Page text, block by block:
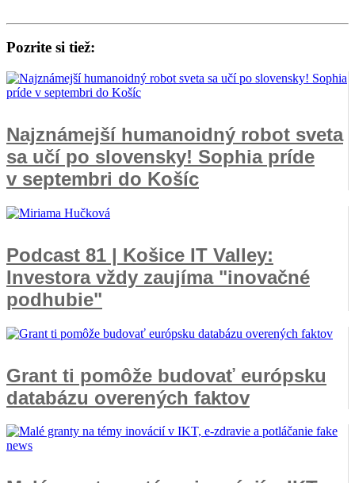
Pozrite si tiež:
Najznámejší humanoidný robot sveta
sa učí po slovensky! Sophia príde
v septembri do Košíc
Podcast 81 | Košice IT Valley:
Investora vždy zaujíma "inovačné
podhubie"
Grant ti pomôže budovať európsku
databázu overených faktov